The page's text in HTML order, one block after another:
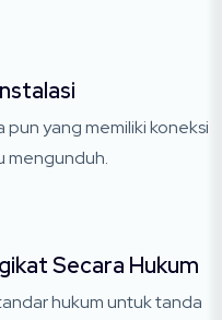
yang memiliki koneksi
Secara Hukum
hukum untuk tanda